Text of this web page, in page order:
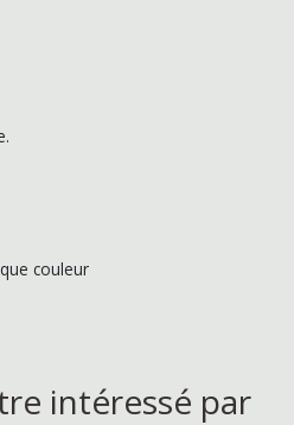
couleur
intéressé par